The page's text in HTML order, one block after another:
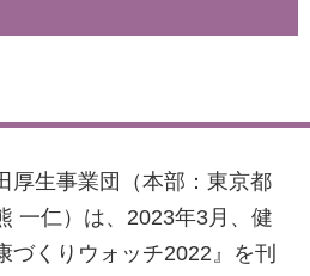
厚生事業団（本部：東京都
一仁）は、2023年3月、健
づくりウォッチ2022』を刊